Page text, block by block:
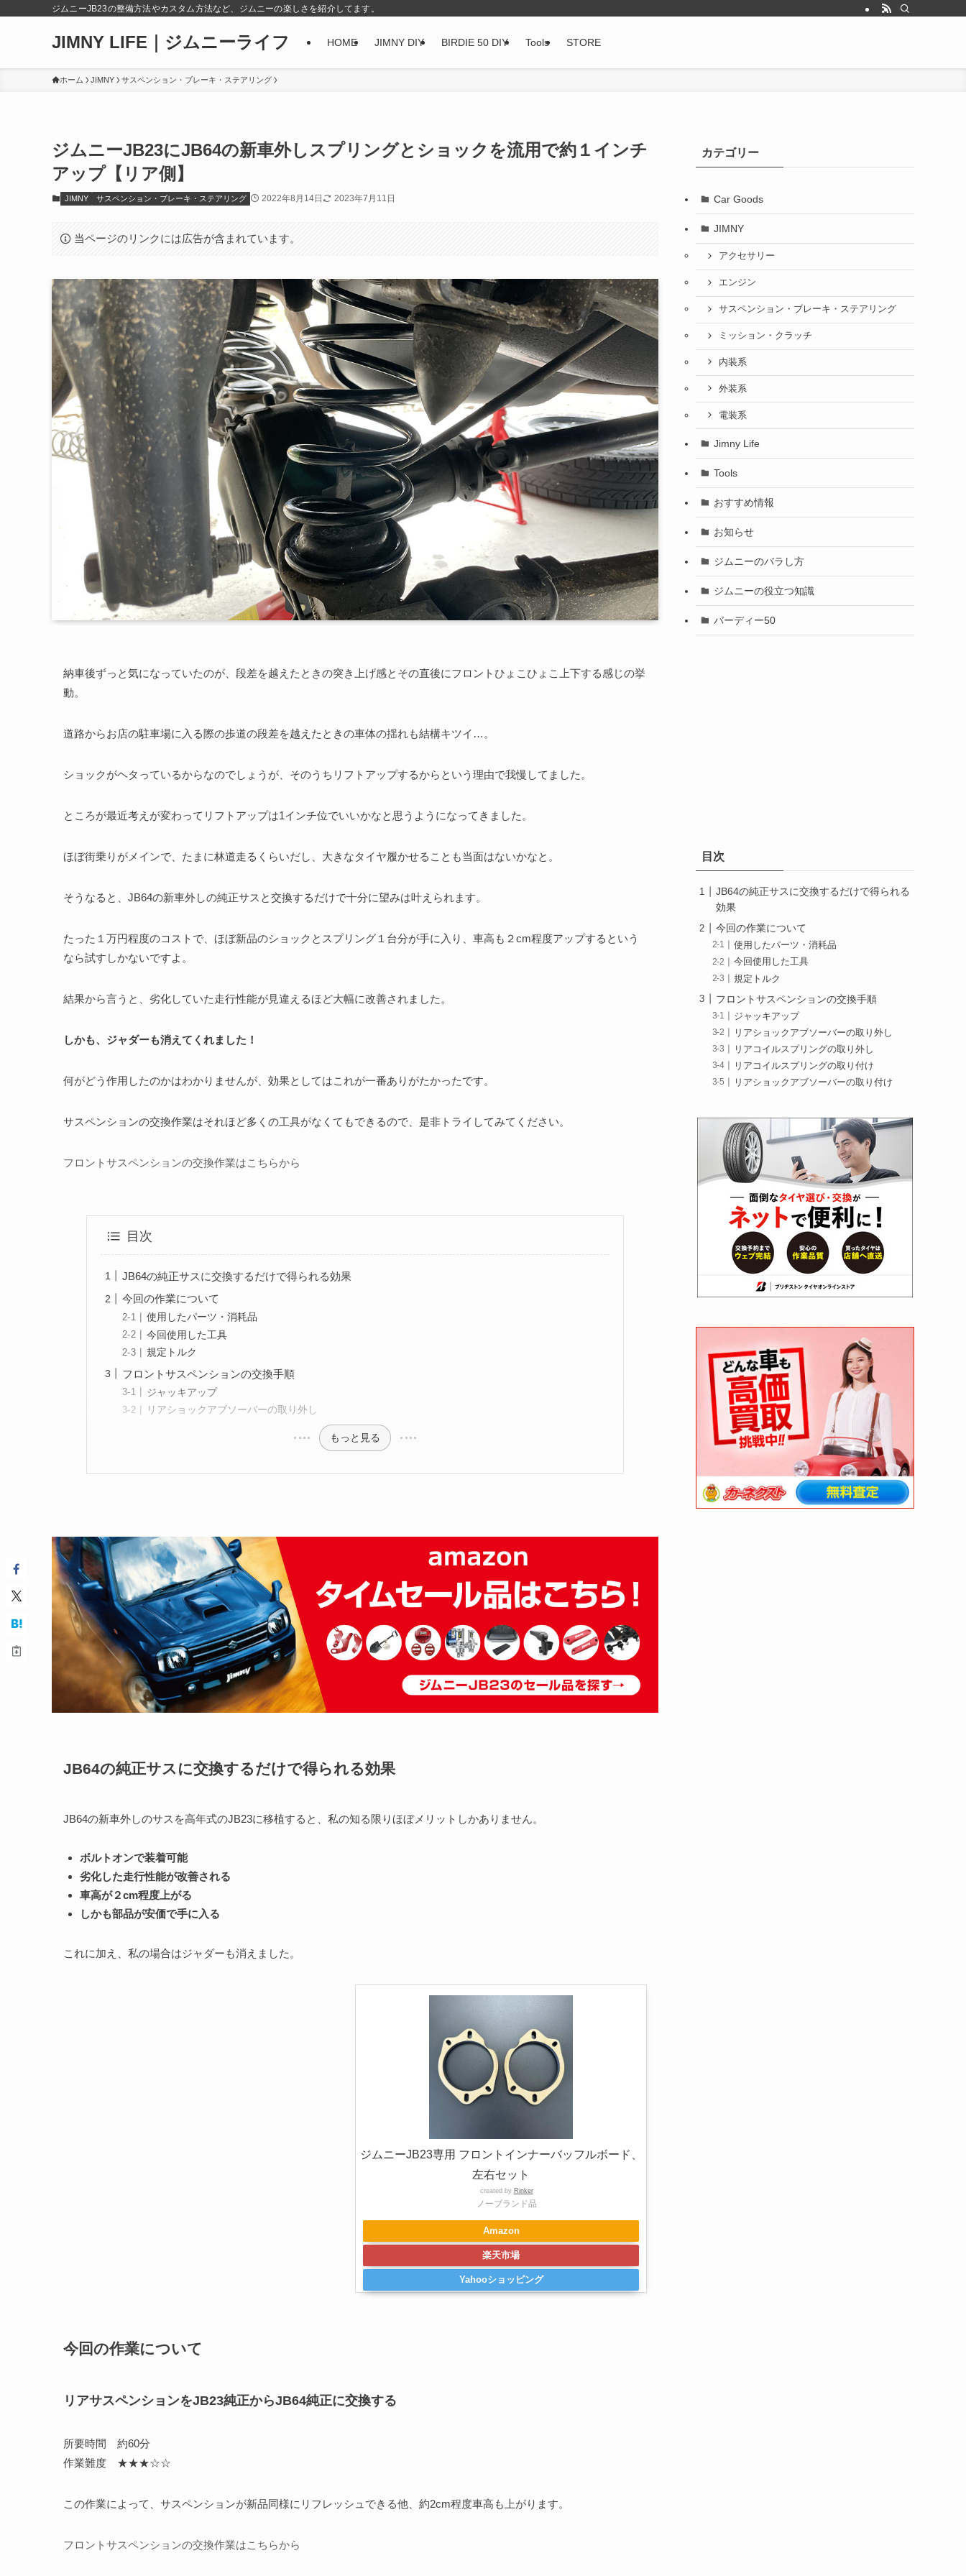
ジムニーJB23の整備方法やカスタム方法など、ジムニーの楽しさを紹介してます。
JIMNY LIFE｜ジムニーライフ HOME JIMNY DIY BIRDIE 50 DIY Tools STORE
ホーム JIMNY サスペンション・ブレーキ・ステアリング
ジムニーJB23にJB64の新車外しスプリングとショックを流用で約１インチ
アップ【リア側】
JIMNY サスペンション・ブレーキ・ステアリング 2022年8月14日 2023年7月11日
当ページのリンクには広告が含まれています。
納車後ずっと気になっていたのが、段差を越えたときの突き上げ感とその直後にフロントひょこひょこ上下する感じの挙
動。
道路からお店の駐車場に入る際の歩道の段差を越えたときの車体の揺れも結構キツイ…。
ショックがヘタっているからなのでしょうが、そのうちリフトアップするからという理由で我慢してました。
ところが最近考えが変わってリフトアップは1インチ位でいいかなと思うようになってきました。
ほぼ街乗りがメインで、たまに林道走るくらいだし、大きなタイヤ履かせることも当面はないかなと。
そうなると、JB64の新車外しの純正サスと交換するだけで十分に望みは叶えられます。
たった１万円程度のコストで、ほぼ新品のショックとスプリング１台分が手に入り、車高も２cm程度アップするという
なら試すしかないですよ。
結果から言うと、劣化していた走行性能が見違えるほど大幅に改善されました。
しかも、ジャダーも消えてくれました！
何がどう作用したのかはわかりませんが、効果としてはこれが一番ありがたかったです。
サスペンションの交換作業はそれほど多くの工具がなくてもできるので、是非トライしてみてください。
フロントサスペンションの交換作業はこちらから
目次
JB64の純正サスに交換するだけで得られる効果
今回の作業について
使用したパーツ・消耗品
今回使用した工具
規定トルク
フロントサスペンションの交換手順
ジャッキアップ
リアショックアブソーバーの取り外し
もっと見る
JB64の純正サスに交換するだけで得られる効果
JB64の新車外しのサスを高年式のJB23に移植すると、私の知る限りほぼメリットしかありません。
ボルトオンで装着可能
劣化した走行性能が改善される
車高が２cm程度上がる
しかも部品が安価で手に入る
これに加え、私の場合はジャダーも消えました。
ジムニーJB23専用 フロントインナーバッフルボード、
左右セット
created by Rinker
ノーブランド品
Amazon
楽天市場
Yahooショッピング
今回の作業について
リアサスペンションをJB23純正からJB64純正に交換する
所要時間 約60分
作業難度 ★★★☆☆
この作業によって、サスペンションが新品同様にリフレッシュできる他、約2cm程度車高も上がります。
フロントサスペンションの交換作業はこちらから
カテゴリー
Car Goods
JIMNY
アクセサリー
エンジン
サスペンション・ブレーキ・ステアリング
ミッション・クラッチ
内装系
外装系
電装系
Jimny Life
Tools
おすすめ情報
お知らせ
ジムニーのバラし方
ジムニーの役立つ知識
バーディー50
目次
JB64の純正サスに交換するだけで得られる
効果
今回の作業について
使用したパーツ・消耗品
今回使用した工具
規定トルク
フロントサスペンションの交換手順
ジャッキアップ
リアショックアブソーバーの取り外し
リアコイルスプリングの取り外し
リアコイルスプリングの取り付け
リアショックアブソーバーの取り付け